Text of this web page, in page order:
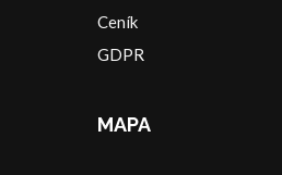
Ceník
GDPR
MAPA